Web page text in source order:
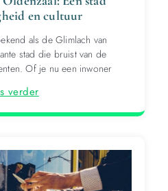
en cultuur
als de Glimlach van
stad die bruist van de
Of je nu een inwoner
verder